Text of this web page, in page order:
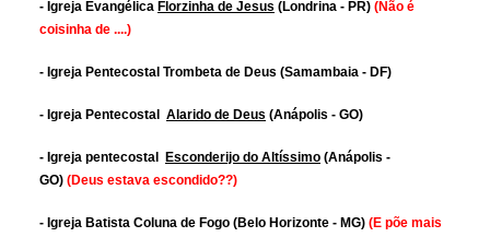
- Igreja Evangélica Florzinha de Jesus (Londrina - PR) (Não é
coisinha de ....)
- Igreja Pentecostal Trombeta de Deus (Samambaia - DF)
- Igreja Pentecostal Alarido de Deus (Anápolis - GO)
- Igreja pentecostal Esconderijo do Altíssimo (Anápolis -
GO) (Deus estava escondido??)
- Igreja Batista Coluna de Fogo (Belo Horizonte - MG) (E põe mais